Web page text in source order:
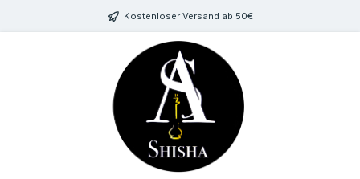
Zum Hauptinhalt springenKostenloser Versand ab 50€